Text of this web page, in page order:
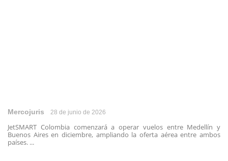
Mercojuris 28 de junio de 2026
JetSMART Colombia comenzará a operar vuelos entre Medellín y
Buenos Aires en diciembre, ampliando la oferta aérea entre ambos
países. ...